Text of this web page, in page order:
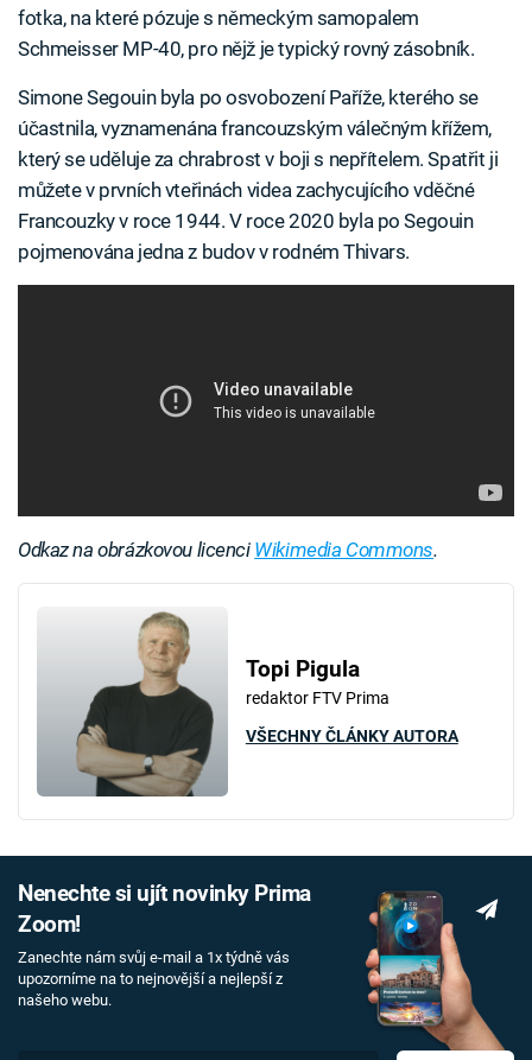
fotka, na které pózuje s německým samopalem
Schmeisser MP-40, pro nějž je typický rovný zásobník.
Simone Segouin byla po osvobození Paříže, kterého se
účastnila, vyznamenána francouzským válečným křížem,
který se uděluje za chrabrost v boji s nepřítelem. Spatřit ji
můžete v prvních vteřinách videa zachycujícího vděčné
Francouzky v roce 1944. V roce 2020 byla po Segouin
pojmenována jedna z budov v rodném Thivars.
Odkaz na obrázkovou licenci Wikimedia Commons.
Topi Pigula
redaktor FTV Prima
VŠECHNY ČLÁNKY AUTORA
Nenechte si ujít novinky Prima
Zoom!
Zanechte nám svůj e-mail a 1x týdně vás
upozorníme na to nejnovější a nejlepší z
našeho webu.